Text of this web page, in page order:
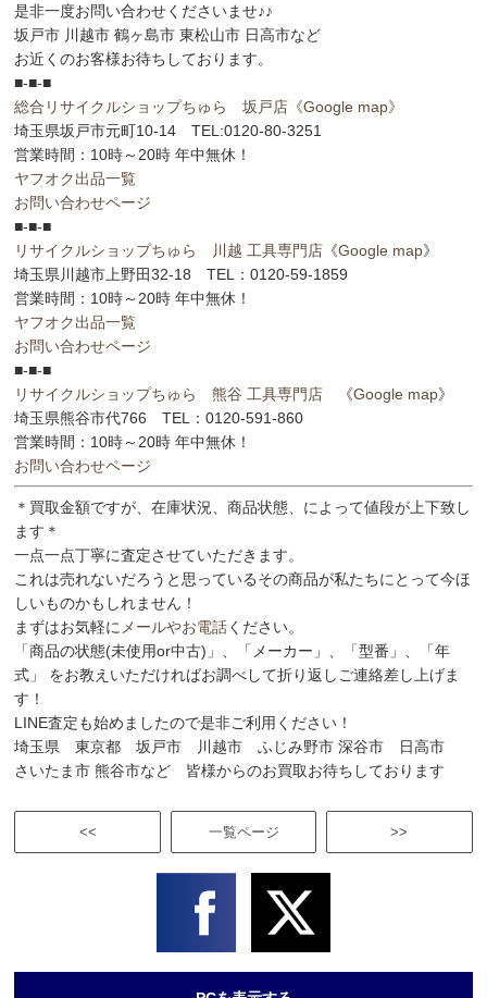
是非一度お問い合わせくださいませ♪♪
坂戸市 川越市 鶴ヶ島市 東松山市 日高市など
お近くのお客様お待ちしております。
■-■-■
総合リサイクルショップちゅら 坂戸店 《Google map》
埼玉県坂戸市元町10-14 TEL:0120-80-3251
営業時間：10時～20時 年中無休！
ヤフオク出品一覧
お問い合わせページ
■-■-■
リサイクルショップちゅら 川越 工具専門店 《Google map》
埼玉県川越市上野田32-18 TEL：0120-59-1859
営業時間：10時～20時 年中無休！
ヤフオク出品一覧
お問い合わせページ
■-■-■
リサイクルショップちゅら 熊谷 工具専門店 《Google map》
埼玉県熊谷市代766 TEL：0120-591-860
営業時間：10時～20時 年中無休！
お問い合わせページ
＊買取金額ですが、在庫状況、商品状態、によって値段が上下致し
ます＊
一点一点丁寧に査定させていただきます。
これは売れないだろうと思っているその商品が私たちにとって今ほ
しいものかもしれません！
まずはお気軽に メールやお電話ください。
「商品の状態(未使用or中古)」、「メーカー」、「型番」、「年
式」 をお教えいただければお調べして折り返しご連絡差し上げま
す！
LINE査定も始めましたので是非ご利用ください！
埼玉県 東京都 坂戸市 川越市 ふじみ野市 深谷市 日高市
さいたま市 熊谷市など 皆様からのお買取お待ちしております
<< >>
一覧ページ